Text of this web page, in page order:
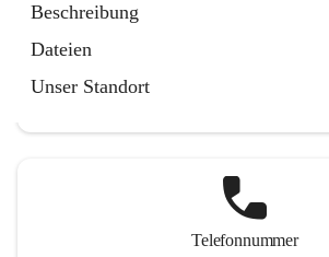
Beschreibung
Dateien
Unser Standort
Telefonnummer